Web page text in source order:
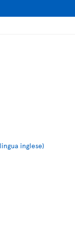
inglese)